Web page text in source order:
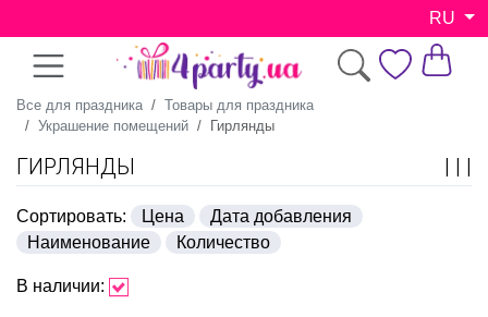
RU
Все для праздника
Товары для праздника
Украшение помещений
Гирлянды
ГИРЛЯНДЫ
Сортировать: Цена
Дата добавления
Наименование
Количество
В наличии: